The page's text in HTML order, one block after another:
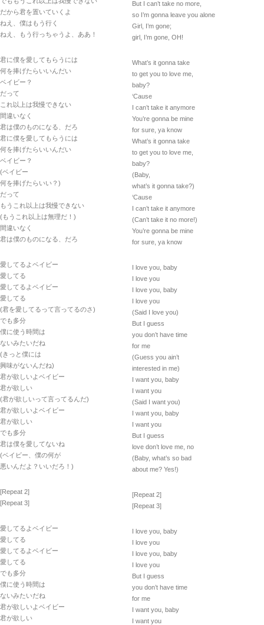
だから君を置いていくよ
ねえ、僕はもう行く
ねえ、もう行っちゃうよ、ああ！
君に僕を愛してもらうには
何を捧げたらいいんだい
ベイビー？
だって
これ以上は我慢できない
間違いなく
君は僕のものになる、だろ
君に僕を愛してもらうには
何を捧げたらいいんだい
ベイビー？
(ベイビー
何を捧げたらいい？)
だって
もうこれ以上は我慢できない
(もうこれ以上は無理だ！)
間違いなく
君は僕のものになる、だろ
愛してるよベイビー
愛してる
愛してるよベイビー
愛してる
(君を愛してるって言ってるのさ)
でも多分
僕に使う時間は
ないみたいだね
(きっと僕には
興味がないんだね)
君が欲しいよベイビー
君が欲しい
(君が欲しいって言ってるんだ)
君が欲しいよベイビー
君が欲しい
でも多分
君は僕を愛してないね
(ベイビー、僕の何が
悪いんだよ？いいだろ！)
[Repeat 2]
[Repeat 3]
愛してるよベイビー
愛してる
愛してるよベイビー
愛してる
でも多分
僕に使う時間は
ないみたいだね
君が欲しいよベイビー
君が欲しい
But I can’t take no more,
so I’m gonna leave you alone
Girl, I’m gone;
girl, I’m gone, OH!
What’s it gonna take
to get you to love me,
baby?
‘Cause
I can’t take it anymore
You’re gonna be mine
for sure, ya know
What’s it gonna take
to get you to love me,
baby?
(Baby,
what’s it gonna take?)
‘Cause
I can’t take it anymore
(Can’t take it no more!)
You’re gonna be mine
for sure, ya know
I love you, baby
I love you
I love you, baby
I love you
(Said I love you)
But I guess
you don’t have time
for me
(Guess you ain’t
interested in me)
I want you, baby
I want you
(Said I want you)
I want you, baby
I want you
But I guess
love don’t love me, no
(Baby, what’s so bad
about me? Yes!)
[Repeat 2]
[Repeat 3]
I love you, baby
I love you
I love you, baby
I love you
But I guess
you don’t have time
for me
I want you, baby
I want you